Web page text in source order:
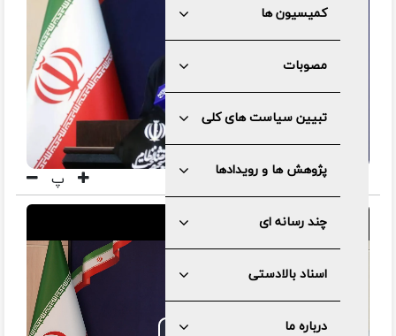
کمیسیون ها
مصوبات
تبیین سیاست های کلی
پژوهش ها و رویدادها
چند رسانه ای
اسناد بالادستی
درباره ما
پ